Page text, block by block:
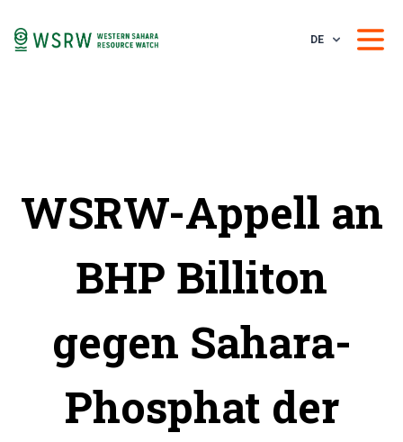
DE
WSRW-Appell an
BHP Billiton
gegen Sahara-
Phosphat der